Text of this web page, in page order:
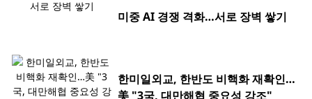
미중 AI 경쟁 격화…서로 장벽 쌓기
한미일외교, 한반도 비핵화 재확인…
美 "3국, 대만해협 중요성 강조"